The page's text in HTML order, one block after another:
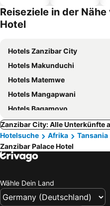
Reiseziele in der
Hotel
Hotels Zanzibar City
Hotels Makunduchi
Hotels Matemwe
Hotels Mangapwani
Hotels Bagamoyo
Zanzibar City: Alle Unterkünfte
Hotelsuche
Afrika Tansania
Zanzibar Palace Hotel
Wähle Dein Land